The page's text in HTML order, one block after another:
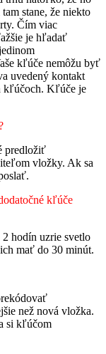
stane, že niekto
Čím viac
je hľadať
kľúče nemôžu byť
uvedený kontakt
kľúčoch. Kľúče je
predložiť
vložky. Ak sa
kľúče
hodín uzrie svetlo
mať do 30 minút.
než nová vložka.
si kľúčom